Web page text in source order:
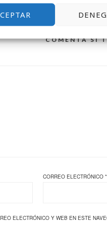
COMENTA SI
CORREO ELECTRÓNICO*
ELECTRÓNICO Y WEB EN ESTE